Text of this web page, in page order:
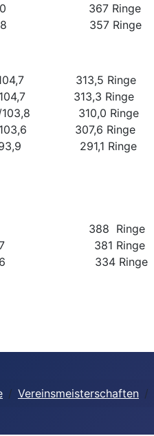
367 Ringe
92/88 357 Ringe
104,7 313,5 Ringe
104,7 313,3 Ringe
310,0 Ringe
307,6 Ringe
93,9 291,1 Ringe
98 388 Ringe
92/97 381 Ringe
86/86 334 Ringe
Vereinsmeisterschaften